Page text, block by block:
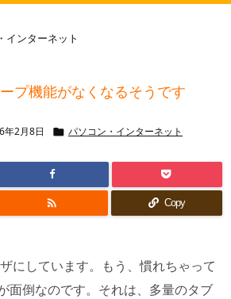
インターネット
プ機能がなくなるそうです
年2月8日  パソコン・インターネット
 Copy
にしています。もう、慣れちゃって
面倒なのです。それは、多量のタブ